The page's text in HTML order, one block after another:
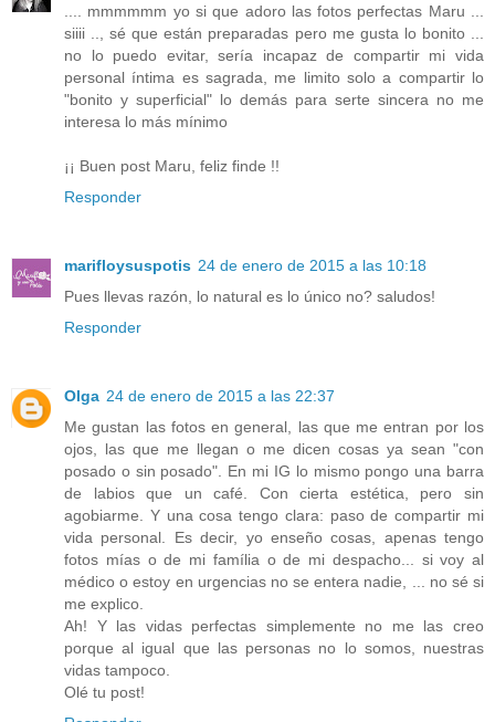
.... mmmmmm yo si que adoro las fotos perfectas Maru ...
siiii .., sé que están preparadas pero me gusta lo bonito ...
no lo puedo evitar, sería incapaz de compartir mi vida
personal íntima es sagrada, me limito solo a compartir lo
"bonito y superficial" lo demás para serte sincera no me
interesa lo más mínimo
¡¡ Buen post Maru, feliz finde !!
Responder
marifloysuspotis 24 de enero de 2015 a las 10:18
Pues llevas razón, lo natural es lo único no? saludos!
Responder
Olga 24 de enero de 2015 a las 22:37
Me gustan las fotos en general, las que me entran por los
ojos, las que me llegan o me dicen cosas ya sean "con
posado o sin posado". En mi IG lo mismo pongo una barra
de labios que un café. Con cierta estética, pero sin
agobiarme. Y una cosa tengo clara: paso de compartir mi
vida personal. Es decir, yo enseño cosas, apenas tengo
fotos mías o de mi família o de mi despacho... si voy al
médico o estoy en urgencias no se entera nadie, ... no sé si
me explico.
Ah! Y las vidas perfectas simplemente no me las creo
porque al igual que las personas no lo somos, nuestras
vidas tampoco.
Olé tu post!